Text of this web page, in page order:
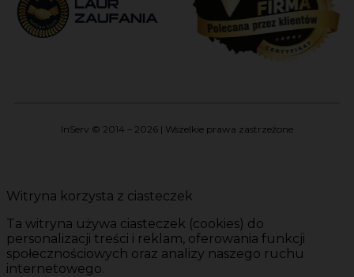
InServ © 2014 – 2026 | Wszelkie prawa zastrzeżone
Witryna korzysta z ciasteczek
Ta witryna używa ciasteczek (cookies) do
personalizacji treści i reklam, oferowania funkcji
społecznościowych oraz analizy naszego ruchu
internetowego.